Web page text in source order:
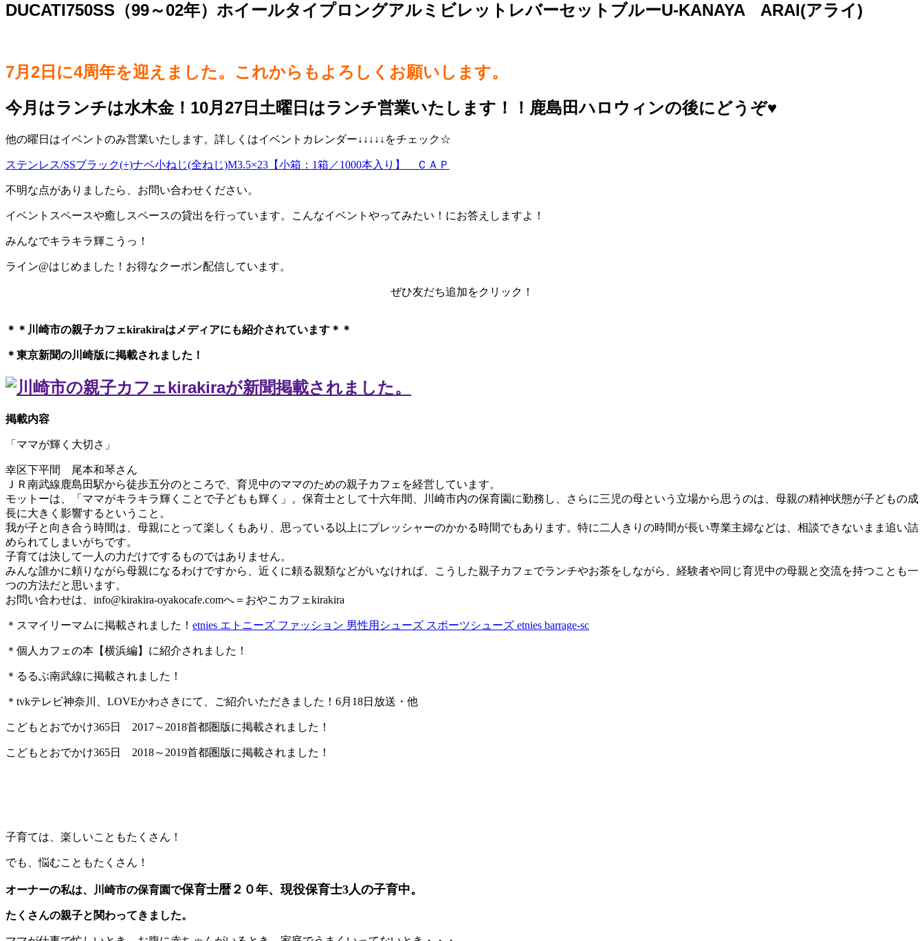
DUCATI750SS（99～02年）ホイールタイプロングアルミビレットレバーセットブルーU-KANAYA ARAI(アライ)
7月2日に4周年を迎えました。これからもよろしくお願いします。
今月はランチは水木金！10月27日土曜日はランチ営業いたします！！鹿島田ハロウィンの後にどうぞ♥️
他の曜日はイベントのみ営業いたします。詳しくはイベントカレンダー↓↓↓↓↓をチェック☆
ステンレス/SSブラック(+)ナベ小ねじ(全ねじ)M3.5×23【小箱：1箱／1000本入り】 ＣＡＰ
不明な点がありましたら、お問い合わせください。
イベントスペースや癒しスペースの貸出を行っています。こんなイベントやってみたい！にお答えしますよ！
みんなでキラキラ輝こうっ！
ライン@はじめました！お得なクーポン配信しています。
ぜひ友だち追加をクリック！
＊＊川崎市の親子カフェkirakiraは メディアにも紹介されています＊＊
＊東京新聞の川崎版に掲載されました！
掲載内容
「ママが輝く大切さ」
幸区下平間 尾本和琴さん
ＪＲ南武線鹿島田駅から徒歩五分のところで、育児中のママのための親子カフェを経営しています。
モットーは、「ママがキラキラ輝くことで子どもも輝く」。保育士として十六年間、川崎市内の保育園に勤務し、さらに三児の母という立場から思うのは、母親の精神状態が子どもの成
長に大きく影響するということ。
我が子と向き合う時間は、母親にとって楽しくもあり、思っている以上にプレッシャーのかかる時間でもあります。特に二人きりの時間が長い専業主婦などは、相談できないまま追い詰
められてしまいがちです。
子育ては決して一人の力だけでするものではありません。
みんな誰かに頼りながら母親になるわけですから、近くに頼る親類などがいなければ、こうした親子カフェでランチやお茶をしながら、経験者や同じ育児中の母親と交流を持つことも一
つの方法だと思います。
お問い合わせは、 info@kirakira-oyakocafe.comへ＝おやこカフェkirakira
＊スマイリーマムに掲載されました！ etnies エトニーズ ファッション 男性用シューズ スポーツシューズ etnies barrage-sc
＊個人カフェの本【横浜編】に紹介されました！
＊るるぶ南武線に掲載されました！
＊tvkテレビ神奈川、LOVEかわさきにて、ご紹介いただきました！6月18日放送・他
こどもとおでかけ365日 2017～2018首都圏版に掲載されました！
こどもとおでかけ365日 2018～2019首都圏版に掲載されました！
子育ては、楽しいこともたくさん！
でも、悩むこともたくさん！
オーナーの私は、川崎市の保育園で保育士暦２０年、現役保育士3人の子育中。
たくさんの親子と関わってきました。